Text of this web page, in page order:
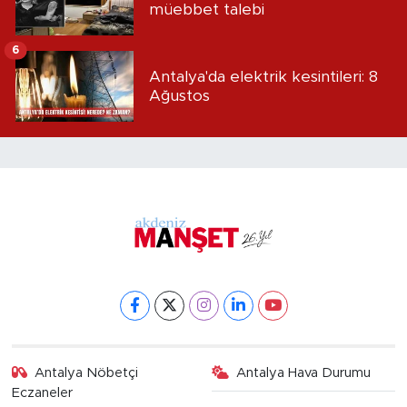
müebbet talebi
Antalya'da elektrik kesintileri: 8
Ağustos
6
Antalya Nöbetçi
Eczaneler
Antalya Hava Durumu